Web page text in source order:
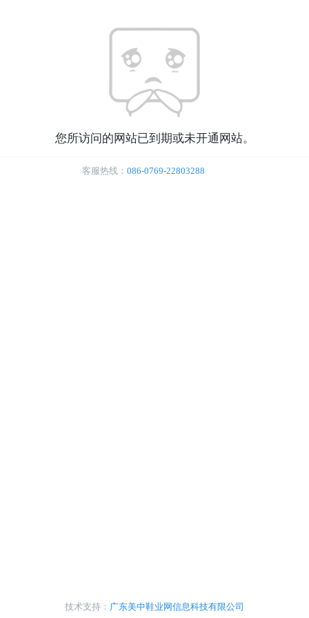
您所访问的网站已到期或未开通网站。
客服热线： 086-0769-22803288
技术支持： 广东美中鞋业网信息科技有限公司